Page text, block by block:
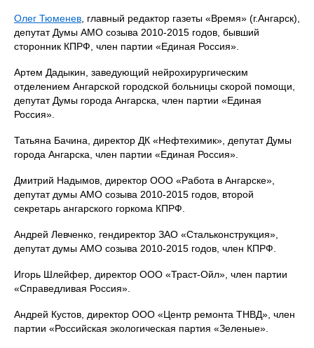
Олег Тюменев , главный редактор газеты «Время» (г.Ангарск),
депутат Думы АМО созыва 2010-2015 годов, бывший
сторонник КПРФ, член партии «Единая Россия».
Артем Дадыкин, заведующий нейрохирургическим
отделением Ангарской городской больницы скорой помощи,
депутат Думы города Ангарска, член партии «Единая
Россия».
Татьяна Бачина, директор ДК «Нефтехимик», депутат Думы
города Ангарска, член партии «Единая Россия».
Дмитрий Надымов, директор ООО «Работа в Ангарске»,
депутат думы АМО созыва 2010-2015 годов, второй
секретарь ангарского горкома КПРФ.
Андрей Левченко, гендиректор ЗАО «Стальконструкция»,
депутат думы АМО созыва 2010-2015 годов, член КПРФ.
Игорь Шлейфер, директор ООО «Траст-Ойл», член партии
«Справедливая Россия».
Андрей Кустов, директор ООО «Центр ремонта ТНВД», член
партии «Российская экологическая партия «Зеленые».